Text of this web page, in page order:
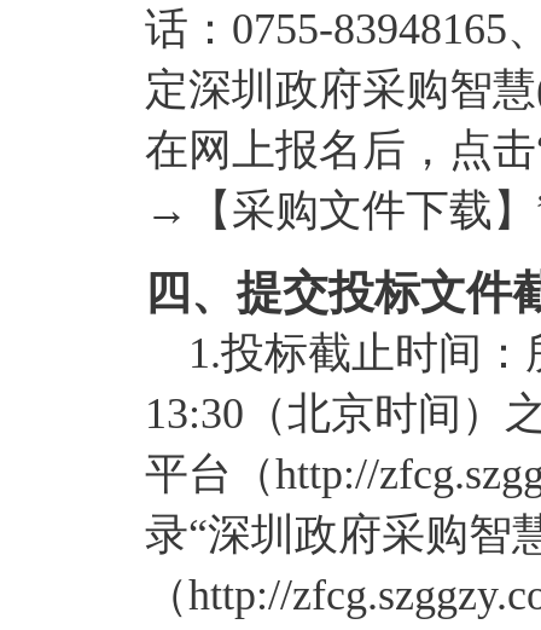
话：0755-83948165
定深圳政府采购智
在网上报名后，点
→【采购文件下载
四、提交投标文件
1.投标截止时间：
13:30（北京时间）
平台（http://
录“深圳政府采购智
（http://